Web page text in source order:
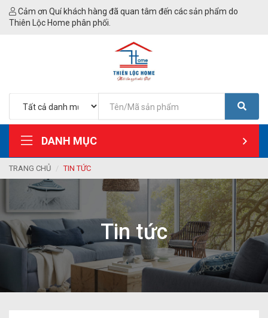
Cảm ơn Quí khách hàng đã quan tâm đến các sản phẩm do
Thiên Lộc Home phân phối.
DANH MỤC
TRANG CHỦ TIN TỨC
Tin tức